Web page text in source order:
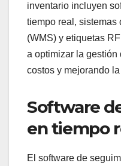
inventario incluyen
tiempo real, sistemas
(WMS) y etiquetas
a optimizar la
costos y mejorando
Software
en tiempo
El software de